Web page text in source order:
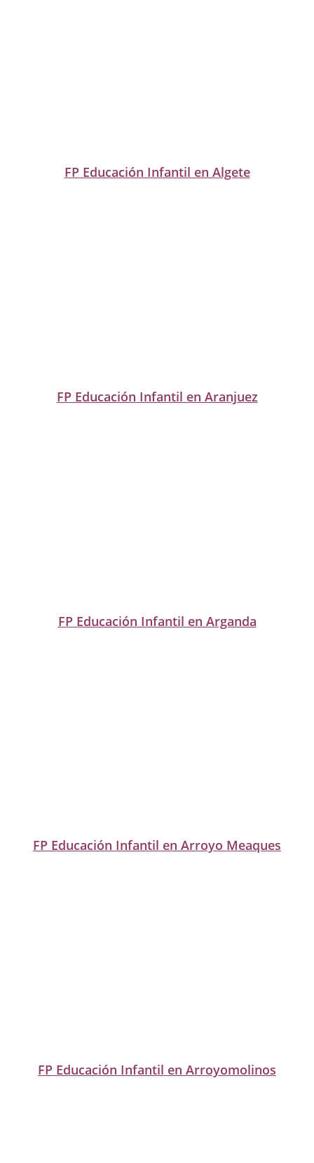
FP Educación Infantil en Algete
FP Educación Infantil en Aranjuez
FP Educación Infantil en Arganda
FP Educación Infantil en Arroyo Meaques
FP Educación Infantil en Arroyomolinos